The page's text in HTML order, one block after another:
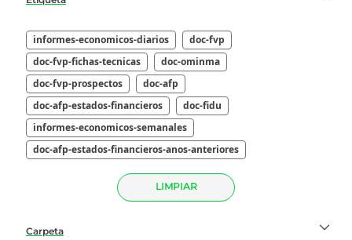
informes-economicos-diarios
doc-fvp
doc-fvp-fichas-tecnicas
doc-ominma
doc-fvp-prospectos
doc-afp
doc-afp-estados-financieros
doc-fidu
informes-economicos-semanales
doc-afp-estados-financieros-anos-anteriores
LIMPIAR
Carpeta